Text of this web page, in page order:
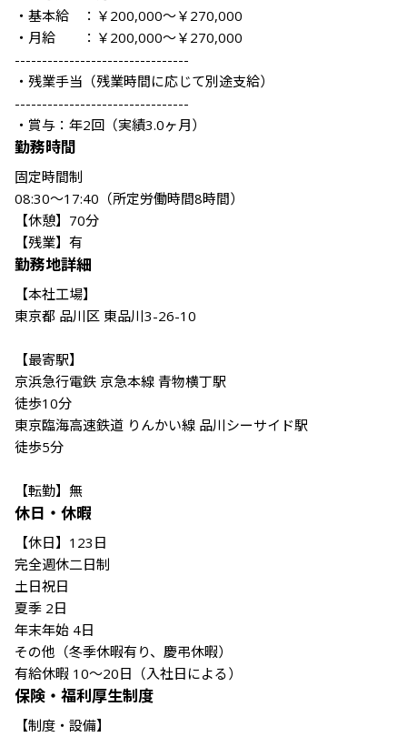
・基本給　：￥200,000～￥270,000
・月給　　：￥200,000～￥270,000
--------------------------------
・残業手当（残業時間に応じて別途支給）
--------------------------------
勤務時間
固定時間制
08:30～17:40（所定労働時間8時間）
【休憩】70分
【残業】有
勤務地詳細
【本社工場】
東京都 品川区 東品川3-26-10
【最寄駅】
京浜急行電鉄 京急本線 青物横丁駅
徒歩10分
東京臨海高速鉄道 りんかい線 品川シーサイド駅
徒歩5分
【転勤】無
休日・休暇
【休日】123日
完全週休二日制
土日祝日
夏季 2日
年末年始 4日
その他（冬季休暇有り、慶弔休暇）
有給休暇 10～20日（入社日による）
保険・福利厚生制度
【制度・設備】